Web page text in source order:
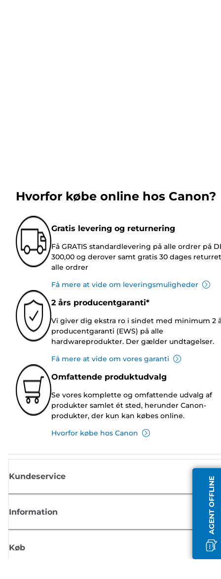
AGENT OFFLINE
Hvorfor købe online hos Canon?
Gratis levering og returnering
Få GRATIS standardlevering på alle ordrer på
300,00 og derover samt gratis 30 dages
alle ordrer
Få mere at vide om leveringsmuligheder
2 års producentgaranti*
Vi giver dig ekstra ro i sindet med minimum 2
producentgaranti (EWS) på alle
hardwareprodukter. Der gælder undtagelser.
Få mere at vide om vores garanti
Omfattende produktudvalg
Se vores komplette og omfattende udvalg af
produkter samlet ét sted, herunder Canon-
produkter, der kun kan købes online.
Hvorfor købe hos Canon
Kundeservice
Information
Køb